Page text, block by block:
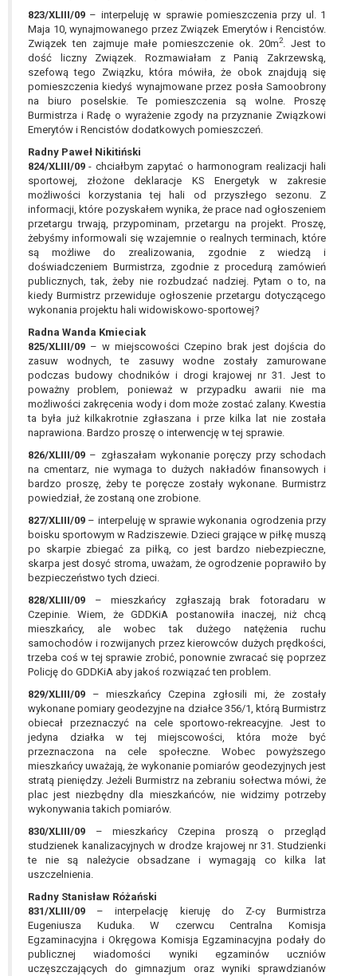
823/XLIII/09 – interpeluję w sprawie pomieszczenia przy ul. 1
Maja 10, wynajmowanego przez Związek Emerytów i Rencistów.
Związek ten zajmuje małe pomieszczenie ok. 20m2. Jest to
dość liczny Związek. Rozmawiałam z Panią Zakrzewską,
szefową tego Związku, która mówiła, że obok znajdują się
pomieszczenia kiedyś wynajmowane przez posła Samoobrony
na biuro poselskie. Te pomieszczenia są wolne. Proszę
Burmistrza i Radę o wyrażenie zgody na przyznanie Związkowi
Emerytów i Rencistów dodatkowych pomieszczeń.
Radny Paweł Nikitiński
824/XLIII/09 - chciałbym zapytać o harmonogram realizacji hali
sportowej, złożone deklaracje KS Energetyk w zakresie
możliwości korzystania tej hali od przyszłego sezonu. Z
informacji, które pozyskałem wynika, że prace nad ogłoszeniem
przetargu trwają, przypominam, przetargu na projekt. Proszę,
żebyśmy informowali się wzajemnie o realnych terminach, które
są możliwe do zrealizowania, zgodnie z wiedzą i
doświadczeniem Burmistrza, zgodnie z procedurą zamówień
publicznych, tak, żeby nie rozbudzać nadziej. Pytam o to, na
kiedy Burmistrz przewiduje ogłoszenie przetargu dotyczącego
wykonania projektu hali widowiskowo-sportowej?
Radna Wanda Kmieciak
825/XLIII/09 – w miejscowości Czepino brak jest dojścia do
zasuw wodnych, te zasuwy wodne zostały zamurowane
podczas budowy chodników i drogi krajowej nr 31. Jest to
poważny problem, ponieważ w przypadku awarii nie ma
możliwości zakręcenia wody i dom może zostać zalany. Kwestia
ta była już kilkakrotnie zgłaszana i prze kilka lat nie została
naprawiona. Bardzo proszę o interwencję w tej sprawie.
826/XLIII/09 – zgłaszałam wykonanie poręczy przy schodach
na cmentarz, nie wymaga to dużych nakładów finansowych i
bardzo proszę, żeby te poręcze zostały wykonane. Burmistrz
powiedział, że zostaną one zrobione.
827/XLIII/09 – interpeluję w sprawie wykonania ogrodzenia przy
boisku sportowym w Radziszewie. Dzieci grające w piłkę muszą
po skarpie zbiegać za piłką, co jest bardzo niebezpieczne,
skarpa jest dosyć stroma, uważam, że ogrodzenie poprawiło by
bezpieczeństwo tych dzieci.
828/XLIII/09 – mieszkańcy zgłaszają brak fotoradaru w
Czepinie. Wiem, że GDDKiA postanowiła inaczej, niż chcą
mieszkańcy, ale wobec tak dużego natężenia ruchu
samochodów i rozwijanych przez kierowców dużych prędkości,
trzeba coś w tej sprawie zrobić, ponownie zwracać się poprzez
Policję do GDDKiA aby jakoś rozwiązać ten problem.
829/XLIII/09 – mieszkańcy Czepina zgłosili mi, że zostały
wykonane pomiary geodezyjne na działce 356/1, którą Burmistrz
obiecał przeznaczyć na cele sportowo-rekreacyjne. Jest to
jedyna działka w tej miejscowości, która może być
przeznaczona na cele społeczne. Wobec powyższego
mieszkańcy uważają, że wykonanie pomiarów geodezyjnych jest
stratą pieniędzy. Jeżeli Burmistrz na zebraniu sołectwa mówi, że
plac jest niezbędny dla mieszkańców, nie widzimy potrzeby
wykonywania takich pomiarów.
830/XLIII/09 – mieszkańcy Czepina proszą o przegląd
studzienek kanalizacyjnych w drodze krajowej nr 31. Studzienki
te nie są należycie obsadzane i wymagają co kilka lat
uszczelnienia.
Radny Stanisław Różański
831/XLIII/09 – interpelację kieruję do Z-cy Burmistrza
Eugeniusza Kuduka. W czerwcu Centralna Komisja
Egzaminacyjna i Okręgowa Komisja Egzaminacyjna podały do
publicznej wiadomości wyniki egzaminów uczniów
uczęszczających do gimnazjum oraz wyniki sprawdzianów